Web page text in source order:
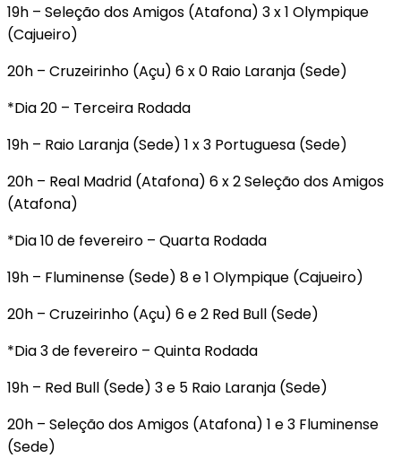
19h – Seleção dos Amigos (Atafona) 3 x 1 Olympique
(Cajueiro)
20h – Cruzeirinho (Açu) 6 x 0 Raio Laranja (Sede)
*Dia 20 – Terceira Rodada
19h – Raio Laranja (Sede) 1 x 3 Portuguesa (Sede)
20h – Real Madrid (Atafona) 6 x 2 Seleção dos Amigos
(Atafona)
*Dia 10 de fevereiro – Quarta Rodada
19h – Fluminense (Sede) 8 e 1 Olympique (Cajueiro)
20h – Cruzeirinho (Açu) 6 e 2 Red Bull (Sede)
*Dia 3 de fevereiro – Quinta Rodada
19h – Red Bull (Sede) 3 e 5 Raio Laranja (Sede)
20h – Seleção dos Amigos (Atafona) 1 e 3 Fluminense
(Sede)